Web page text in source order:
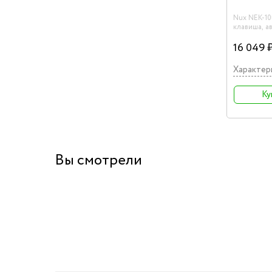
Nux NEK-
клавиша,
16 049
Вы смотрели